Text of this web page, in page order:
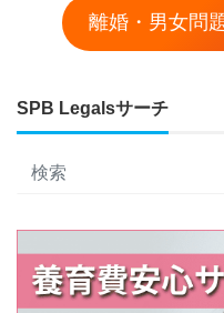
離婚・男女問
SPB Legalsサーチ